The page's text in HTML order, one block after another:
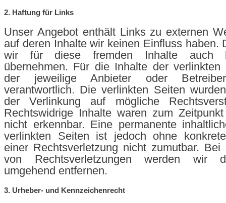
2. Haftung für Links
Unser Angebot enthält Links zu externen
auf deren Inhalte wir keinen Einfluss haben.
wir für diese fremden Inhalte auch
übernehmen. Für die Inhalte der
der jeweilige Anbieter oder
verantwortlich. Die verlinkten Seiten
der Verlinkung auf mögliche
Rechtswidrige Inhalte waren zum
nicht erkennbar. Eine permanente
verlinkten Seiten ist jedoch ohne
einer Rechtsverletzung nicht zumutbar. Bei
von Rechtsverletzungen werden wir
umgehend entfernen.
3. Urheber- und Kennzeichenrecht